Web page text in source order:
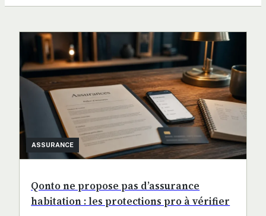
ASSURANCE
Qonto ne propose pas d’assurance
habitation : les protections pro à vérifier